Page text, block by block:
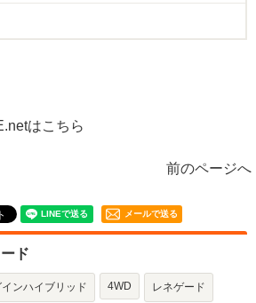
はこちら
前のページへ
メールで送る
ド
ンハイブリッド 4WD レネゲード